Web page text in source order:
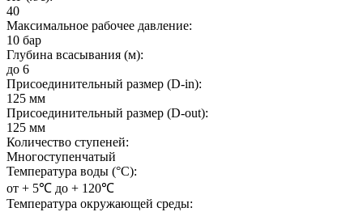
40
Максимальное рабочее давление:
10 бар
Глубина всасывания (м):
до 6
Присоединительный размер (D-in):
125 мм
Присоединительный размер (D-out):
125 мм
Количество ступеней:
Многоступенчатый
Температура воды (°C):
от + 5℃ до + 120℃
Температура окружающей среды: